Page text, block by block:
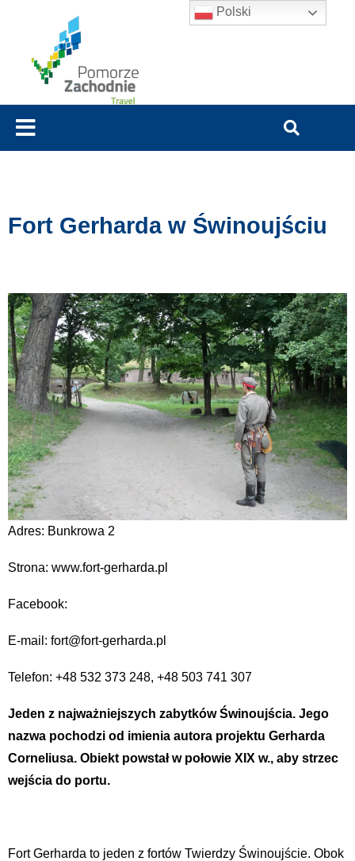
Fort Gerharda w Świnoujściu
Adres: Bunkrowa 2
Strona: www.fort-gerharda.pl
Facebook:
E-mail: fort@fort-gerharda.pl
Telefon: +48 532 373 248, +48 503 741 307
Jeden z najważniejszych zabytków Świnoujścia. Jego
nazwa pochodzi od imienia autora projektu Gerharda
Corneliusa. Obiekt powstał w połowie XIX w., aby strzec
wejścia do portu.
Fort Gerharda to jeden z fortów Twierdzy Świnoujście. Obok
Polski